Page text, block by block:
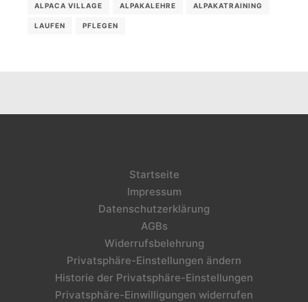
ALPACA VILLAGE ALPAKALEHRE ALPAKATRAINING
LAUFEN PFLEGEN
Startseite
Impressum
Datenschutzerklärung
AGBs
Widerrufsbelehrung
Privatsphäre-Einstellungen ändern
Historie der Privatsphäre-Einstellungen
Privatsphäre-Einwilligungen widerrufen